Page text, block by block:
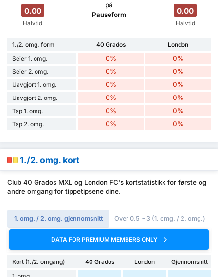
0.00
Halvtid
på
Pauseform
0.00
Halvtid
1./2. omg. form 40 Grados
London
Seier 1. omg.
0% 0%
Seier 2. omg. 0% 0%
Uavgjort 1. omg. 0% 0%
Uavgjort 2. omg. 0% 0%
Tap 1. omg. 0% 0%
Tap 2. omg. 0% 0%
1./2. omg. kort
Club 40 Grados MXL og London FC's kortstatistikk for første og
andre omgang for tippetipsene dine.
1. omg. / 2. omg. gjennomsnitt Over 0.5 ~ 3 (1. omg. / 2. omg.)
DATA FOR PREMIUM MEMBERS ONLY
Kort (1./2. omgang) 40 Grados London
Gjennomsnitt